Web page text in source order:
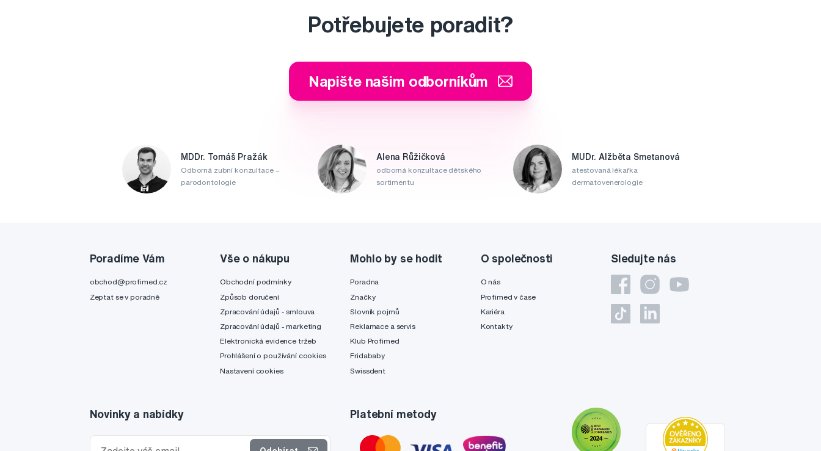
Potřebujete poradit?
Napište našim odborníkům
MDDr. Tomáš Pražák
Odborná zubní konzultace –
parodontologie
Alena Růžičková
odborná konzultace dětského
sortimentu
MUDr. Alžběta Smetanová
atestovaná lékařka
dermatovenerologie
Sledujte nás
Poradíme Vám
obchod@profimed.cz
Zeptat se v poradně
Vše o nákupu
Obchodní podmínky
Způsob doručení
Zpracování údajů - smlouva
Zpracování údajů - marketing
Elektronická evidence tržeb
Prohlášení o používání cookies
Nastavení cookies
Mohlo by se hodit
Poradna
Značky
Slovník pojmů
Reklamace a servis
Klub Profimed
Fridababy
Swissdent
O společnosti
O nás
Profimed v čase
Kariéra
Kontakty
Novinky a nabídky Platební metody